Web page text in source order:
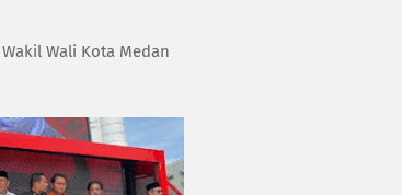
Wali Kota Medan